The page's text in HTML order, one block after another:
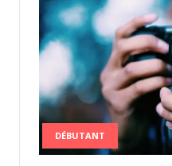
DÉBUTANT